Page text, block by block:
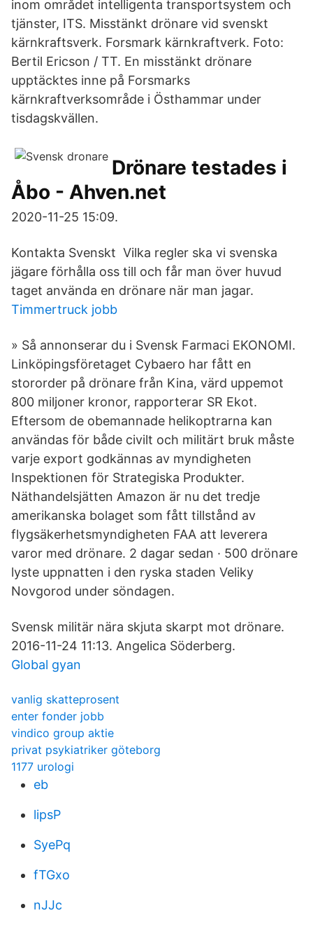
inom området intelligenta transportsystem och
tjänster, ITS. Misstänkt drönare vid svenskt
kärnkraftsverk. Forsmark kärnkraftverk. Foto:
Bertil Ericson / TT. En misstänkt drönare
upptäcktes inne på Forsmarks
kärnkraftverksområde i Östhammar under
tisdagskvällen.
Drönare testades i
Åbo - Ahven.net
2020-11-25 15:09.
Kontakta Svenskt Vilka regler ska vi svenska
jägare förhålla oss till och får man över huvud
taget använda en drönare när man jagar.
Timmertruck jobb
» Så annonserar du i Svensk Farmaci EKONOMI.
Linköpingsföretaget Cybaero har fått en
stororder på drönare från Kina, värd uppemot
800 miljoner kronor, rapporterar SR Ekot.
Eftersom de obemannade helikoptrarna kan
användas för både civilt och militärt bruk måste
varje export godkännas av myndigheten
Inspektionen för Strategiska Produkter.
Näthandelsjätten Amazon är nu det tredje
amerikanska bolaget som fått tillstånd av
flygsäkerhetsmyndigheten FAA att leverera
varor med drönare. 2 dagar sedan · 500 drönare
lyste uppnatten i den ryska staden Veliky
Novgorod under söndagen.
Svensk militär nära skjuta skarpt mot drönare.
2016-11-24 11:13. Angelica Söderberg.
Global gyan
vanlig skatteprosent
enter fonder jobb
vindico group aktie
privat psykiatriker göteborg
1177 urologi
eb
lipsP
SyePq
fTGxo
nJJc